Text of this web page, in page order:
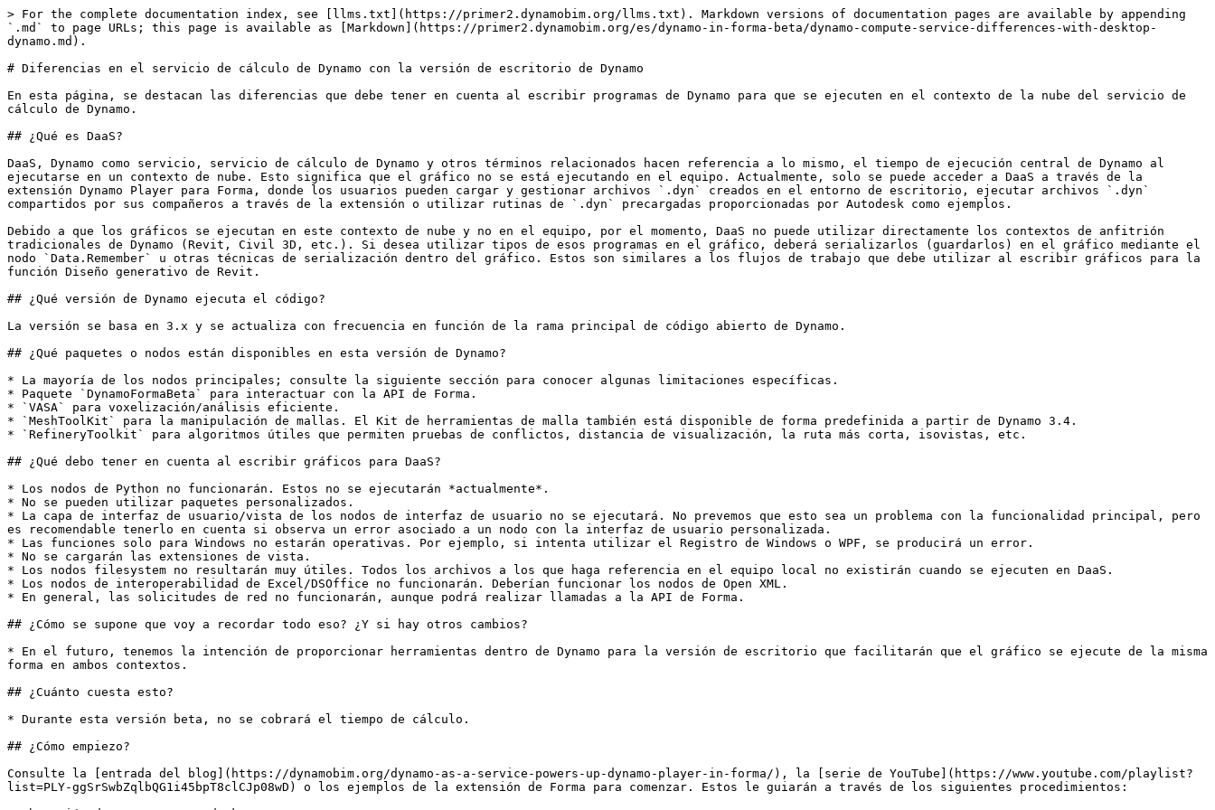
> For the complete documentation index, see [llms.txt](https://primer2.dynamobim.org/llms.txt). Markdown versions of documentation pages are available by appending
`.md` to page URLs; this page is available as [Markdown](https://primer2.dynamobim.org/es/dynamo-in-forma-beta/dynamo-compute-service-differences-with-desktop-
dynamo.md).
# Diferencias en el servicio de cálculo de Dynamo con la versión de escritorio de Dynamo
En esta página, se destacan las diferencias que debe tener en cuenta al escribir programas de Dynamo para que se ejecuten en el contexto de la nube del servicio de
cálculo de Dynamo.
## ¿Qué es DaaS?
DaaS, Dynamo como servicio, servicio de cálculo de Dynamo y otros términos relacionados hacen referencia a lo mismo, el tiempo de ejecución central de Dynamo al
ejecutarse en un contexto de nube. Esto significa que el gráfico no se está ejecutando en el equipo. Actualmente, solo se puede acceder a DaaS a través de la
extensión Dynamo Player para Forma, donde los usuarios pueden cargar y gestionar archivos `.dyn` creados en el entorno de escritorio, ejecutar archivos `.dyn`
compartidos por sus compañeros a través de la extensión o utilizar rutinas de `.dyn` precargadas proporcionadas por Autodesk como ejemplos.
Debido a que los gráficos se ejecutan en este contexto de nube y no en el equipo, por el momento, DaaS no puede utilizar directamente los contextos de anfitrión
tradicionales de Dynamo (Revit, Civil 3D, etc.). Si desea utilizar tipos de esos programas en el gráfico, deberá serializarlos (guardarlos) en el gráfico mediante el
nodo `Data.Remember` u otras técnicas de serialización dentro del gráfico. Estos son similares a los flujos de trabajo que debe utilizar al escribir gráficos para la
función Diseño generativo de Revit.
## ¿Qué versión de Dynamo ejecuta el código?
La versión se basa en 3.x y se actualiza con frecuencia en función de la rama principal de código abierto de Dynamo.
## ¿Qué paquetes o nodos están disponibles en esta versión de Dynamo?
* La mayoría de los nodos principales; consulte la siguiente sección para conocer algunas limitaciones específicas.
* Paquete `DynamoFormaBeta` para interactuar con la API de Forma.
* `VASA` para voxelización/análisis eficiente.
* `MeshToolKit` para la manipulación de mallas. El Kit de herramientas de malla también está disponible de forma predefinida a partir de Dynamo 3.4.
* `RefineryToolkit` para algoritmos útiles que permiten pruebas de conflictos, distancia de visualización, la ruta más corta, isovistas, etc.
## ¿Qué debo tener en cuenta al escribir gráficos para DaaS?
* Los nodos de Python no funcionarán. Estos no se ejecutarán *actualmente*.
* No se pueden utilizar paquetes personalizados.
* La capa de interfaz de usuario/vista de los nodos de interfaz de usuario no se ejecutará. No prevemos que esto sea un problema con la funcionalidad principal, pero
es recomendable tenerlo en cuenta si observa un error asociado a un nodo con la interfaz de usuario personalizada.
* Las funciones solo para Windows no estarán operativas. Por ejemplo, si intenta utilizar el Registro de Windows o WPF, se producirá un error.
* No se cargarán las extensiones de vista.
* Los nodos filesystem no resultarán muy útiles. Todos los archivos a los que haga referencia en el equipo local no existirán cuando se ejecuten en DaaS.
* Los nodos de interoperabilidad de Excel/DSOffice no funcionarán. Deberían funcionar los nodos de Open XML.
* En general, las solicitudes de red no funcionarán, aunque podrá realizar llamadas a la API de Forma.
## ¿Cómo se supone que voy a recordar todo eso? ¿Y si hay otros cambios?
* En el futuro, tenemos la intención de proporcionar herramientas dentro de Dynamo para la versión de escritorio que facilitarán que el gráfico se ejecute de la misma
forma en ambos contextos.
## ¿Cuánto cuesta esto?
* Durante esta versión beta, no se cobrará el tiempo de cálculo.
## ¿Cómo empiezo?
Consulte la [entrada del blog](https://dynamobim.org/dynamo-as-a-service-powers-up-dynamo-player-in-forma/), la [serie de YouTube](https://www.youtube.com/playlist?
list=PLY-ggSrSwbZqlbQG1i45bpT8clCJp08wD) o los ejemplos de la extensión de Forma para comenzar. Estos le guiarán a través de los siguientes procedimientos: